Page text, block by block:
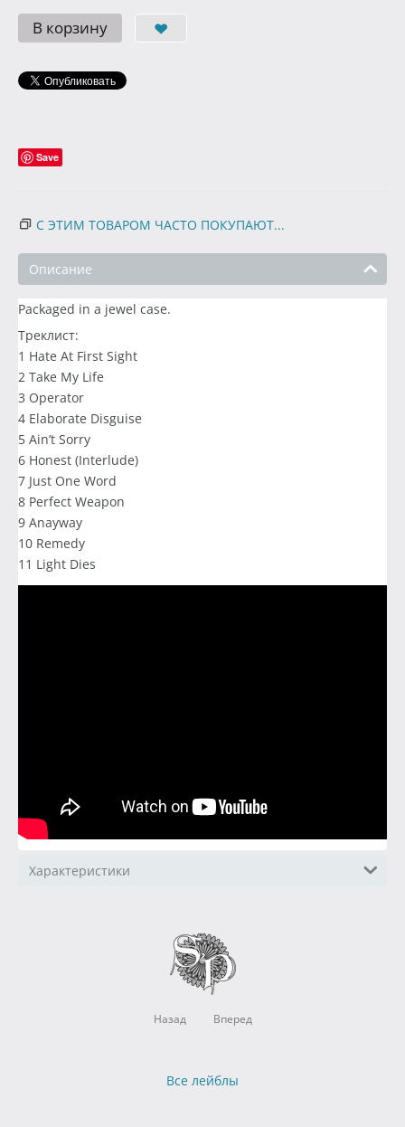
В корзину
Save
С ЭТИМ ТОВАРОМ ЧАСТО ПОКУПАЮТ...
Описание
Packaged in a jewel case.
Треклист:
1 Hate At First Sight
2 Take My Life
3 Operator
4 Elaborate Disguise
5 Ain’t Sorry
6 Honest (Interlude)
7 Just One Word
8 Perfect Weapon
9 Anayway
10 Remedy
11 Light Dies
Характеристики
Назад Вперед
Все лейблы